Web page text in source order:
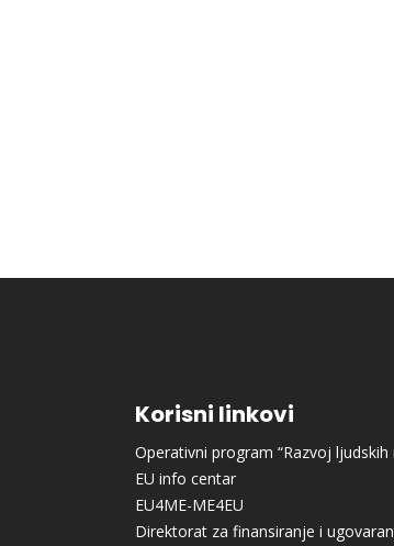
Korisni linkovi
Operativni program “Razvoj ljudskih
EU info centar
EU4ME-ME4EU
Direktorat za finansiranje i